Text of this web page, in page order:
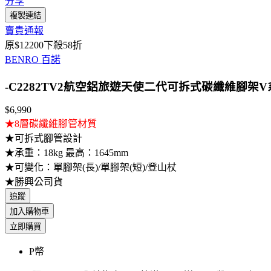
複製連結
賣貴通報
原$12200下殺58折
BENRO 百諾
-C2282TV2航空鋁旅遊天使二代可拆式碳纖維腳架V
$6,990
★8層碳纖維腳管材質
★可拆式腳管設計
★承重：18kg 最高：1645mm
★可變化：單腳架(長)/單腳架(短)/登山杖
★勝興公司貨
追蹤
加入購物車
立即購買
P幣